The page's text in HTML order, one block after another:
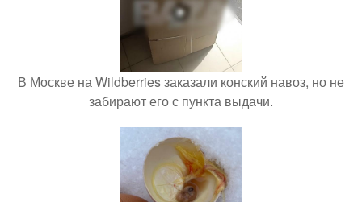
В Москве на Wildberries заказали конский навоз, но не
забирают его с пункта выдачи.